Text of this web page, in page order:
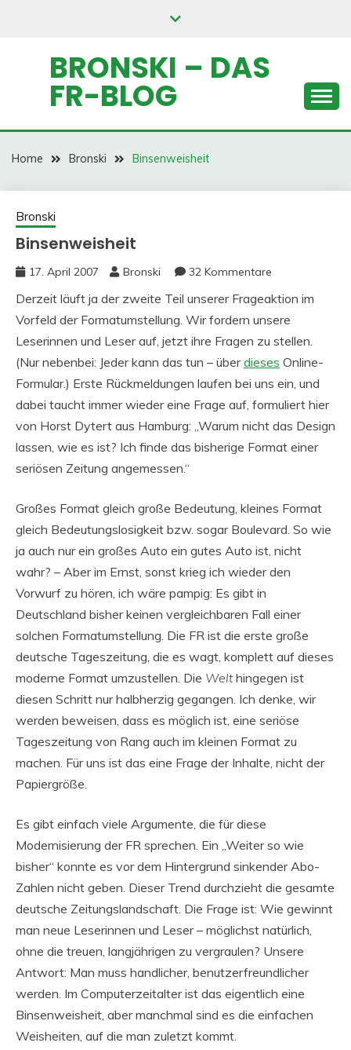
BRONSKI – DAS
FR-BLOG
Home Bronski Binsenweisheit
Bronski
Binsenweisheit
17. April 2007 Bronski 32 Kommentare
Derzeit läuft ja der zweite Teil unserer Frageaktion im
Vorfeld der Formatumstellung. Wir fordern unsere
Leserinnen und Leser auf, jetzt ihre Fragen zu stellen.
(Nur nebenbei: Jeder kann das tun – überdieses Online-
Formular.) Erste Rückmeldungen laufen bei uns ein, und
dabei taucht immer wieder eine Frage auf, formuliert hier
von Horst Dytert aus Hamburg: „Warum nicht das Design
lassen, wie es ist? Ich finde das bisherige Format einer
seriösen Zeitung angemessen.“
Großes Format gleich große Bedeutung, kleines Format
gleich Bedeutungslosigkeit bzw. sogar Boulevard. So wie
ja auch nur ein großes Auto ein gutes Auto ist, nicht
wahr? – Aber im Ernst, sonst krieg ich wieder den
Vorwurf zu hören, ich wäre pampig: Es gibt in
Deutschland bisher keinen vergleichbaren Fall einer
solchen Formatumstellung. Die FR ist die erste große
deutsche Tageszeitung, die es wagt, komplett auf dieses
moderne Format umzustellen. Die Welthingegen ist
diesen Schritt nur halbherzig gegangen. Ich denke, wir
werden beweisen, dass es möglich ist, eine seriöse
Tageszeitung von Rang auch im kleinen Format zu
machen. Für uns ist das eine Frage der Inhalte, nicht der
Papiergröße.
Es gibt einfach viele Argumente, die für diese
Modernisierung der FR sprechen. Ein „Weiter so wie
bisher“ konnte es vor dem Hintergrund sinkender Abo-
Zahlen nicht geben. Dieser Trend durchzieht die gesamte
deutsche Zeitungslandschaft. Die Frage ist: Wie gewinnt
man neue Leserinnen und Leser – möglichst natürlich,
ohne die treuen, langjährigen zu vergraulen? Unsere
Antwort: Man muss handlicher, benutzerfreundlicher
werden. Im Computerzeitalter ist das eigentlich eine
Binsenweisheit, aber manchmal sind es die einfachen
Weisheiten, auf die man zuletzt kommt.